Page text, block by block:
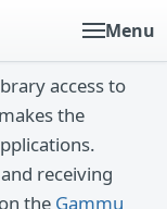
Menu
access to
makes the
receiving
the Gammu